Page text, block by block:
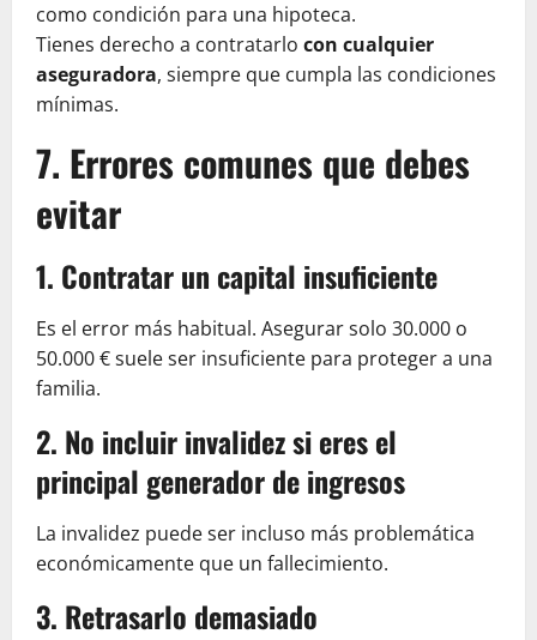
como condición para una hipoteca.
Tienes derecho a contratarlo con cualquier
aseguradora, siempre que cumpla las condiciones
mínimas.
7. Errores comunes que debes
evitar
1. Contratar un capital insuficiente
Es el error más habitual. Asegurar solo 30.000 o
50.000 € suele ser insuficiente para proteger a una
familia.
2. No incluir invalidez si eres el
principal generador de ingresos
La invalidez puede ser incluso más problemática
económicamente que un fallecimiento.
3. Retrasarlo demasiado